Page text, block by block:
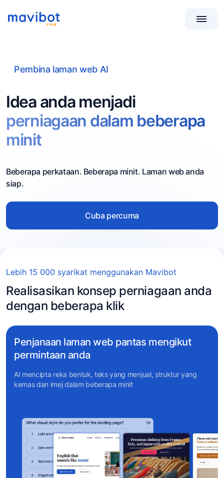
Pembina laman web AI
Idea anda menjadi
perniagaan dalam beberapa
minit
Beberapa perkataan. Beberapa minit. Laman web anda
siap.
Cuba percuma
Lebih 15 000 syarikat menggunakan Mavibot
Realisasikan konsep perniagaan anda
dengan beberapa klik
Penjanaan laman web pantas mengikut
permintaan anda
AI mencipta reka bentuk, teks yang menjual, struktur yang
kemas dan imej dalam beberapa minit